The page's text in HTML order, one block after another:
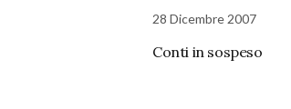
28 Dicembre 2007
Conti in sospeso